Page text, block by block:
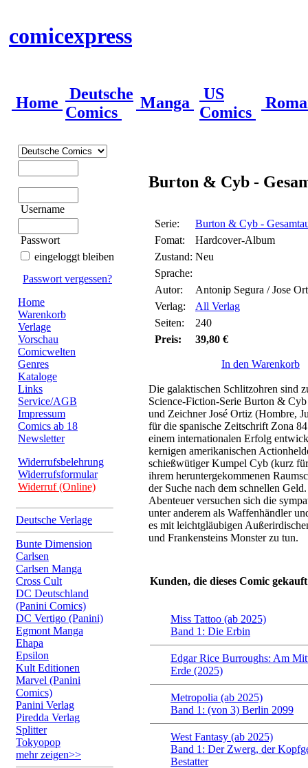
comicexpress
Home
Deutsche
Comics
Manga
US
Comics
Username
Passwort
eingeloggt bleiben
Passwort vergessen?
Home
Warenkorb
Verlage
Vorschau
Comicwelten
Genres
Kataloge
Links
Service/AGB
Impressum
Comics ab 18
Newsletter
Widerrufsbelehrung
Widerrufsformular
Widerruf (Online)
Deutsche Verlage
Bunte Dimension
Carlsen
Carlsen Manga
Cross Cult
DC Deutschland
(Panini Comics)
DC Vertigo (Panini)
Egmont Manga
Ehapa
Epsilon
Kult Editionen
Marvel (Panini
Comics)
Panini Verlag
Piredda Verlag
Splitter
Tokyopop
mehr zeigen>>
Burton & Cyb -
Serie:
Burton & Cyb -
Fomat:
Hardcover-Album
Zustand: Neu
Sprache:
Autor:
Antonip Segura / Jose
Verlag:
All Verlag
Seiten:
240
Preis:
39,80 €
In den Warenkorb
Die galaktischen Schlitzohren sind
Science-Fiction-Serie Burton &
und Zeichner José Ortiz (Hombre,
für die spanische Zeitschrift Zona
einem internationalen Erfolg
kernigen amerikanischen
schießwütiger Kumpel Cyb (kurz
ihrem heruntergekommenen
der Suche nach dem schnellen
Abenteuer versuchen sich die
unter anderem als Waffenhändler
es mit leichtgläubigen
und Frankensteins Monster zu tun.
Kunden, die dieses Comic
Miss Tattoo (ab 2025)
Band 1: Die Erbin
Edgar Rice Burroughs: Am
Erde (2025)
Metropolia (ab 2025)
Band 1: (von 3) Berlin 2099
West Fantasy (ab 2025)
Band 1: Der Zwerg, der
Bestatter